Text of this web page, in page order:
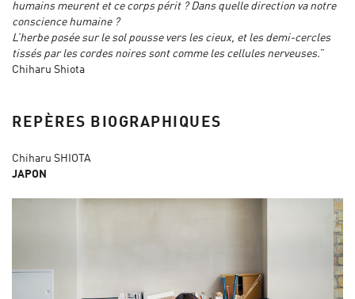
humains meurent et ce corps périt ? Dans quelle direction va notre
conscience humaine ?
L’herbe posée sur le sol pousse vers les cieux, et les demi-cercles
tissés par les cordes noires sont comme les cellules nerveuses.”
Chiharu Shiota
REPÈRES BIOGRAPHIQUES
Chiharu SHIOTA
JAPON